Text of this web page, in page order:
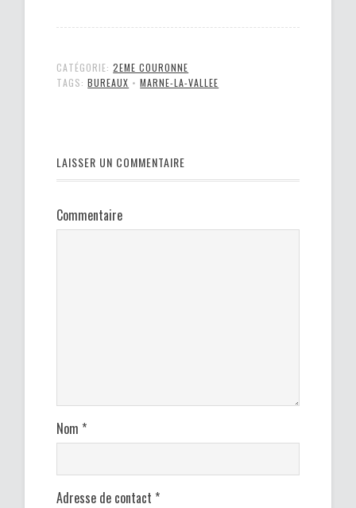
CATÉGORIE:2EME COURONNE
TAGS:BUREAUX •MARNE-LA-VALLEE
LAISSER UN COMMENTAIRE
Commentaire
Nom *
Adresse de contact *